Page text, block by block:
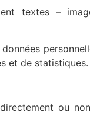
textes –
et de statistiques.
ou